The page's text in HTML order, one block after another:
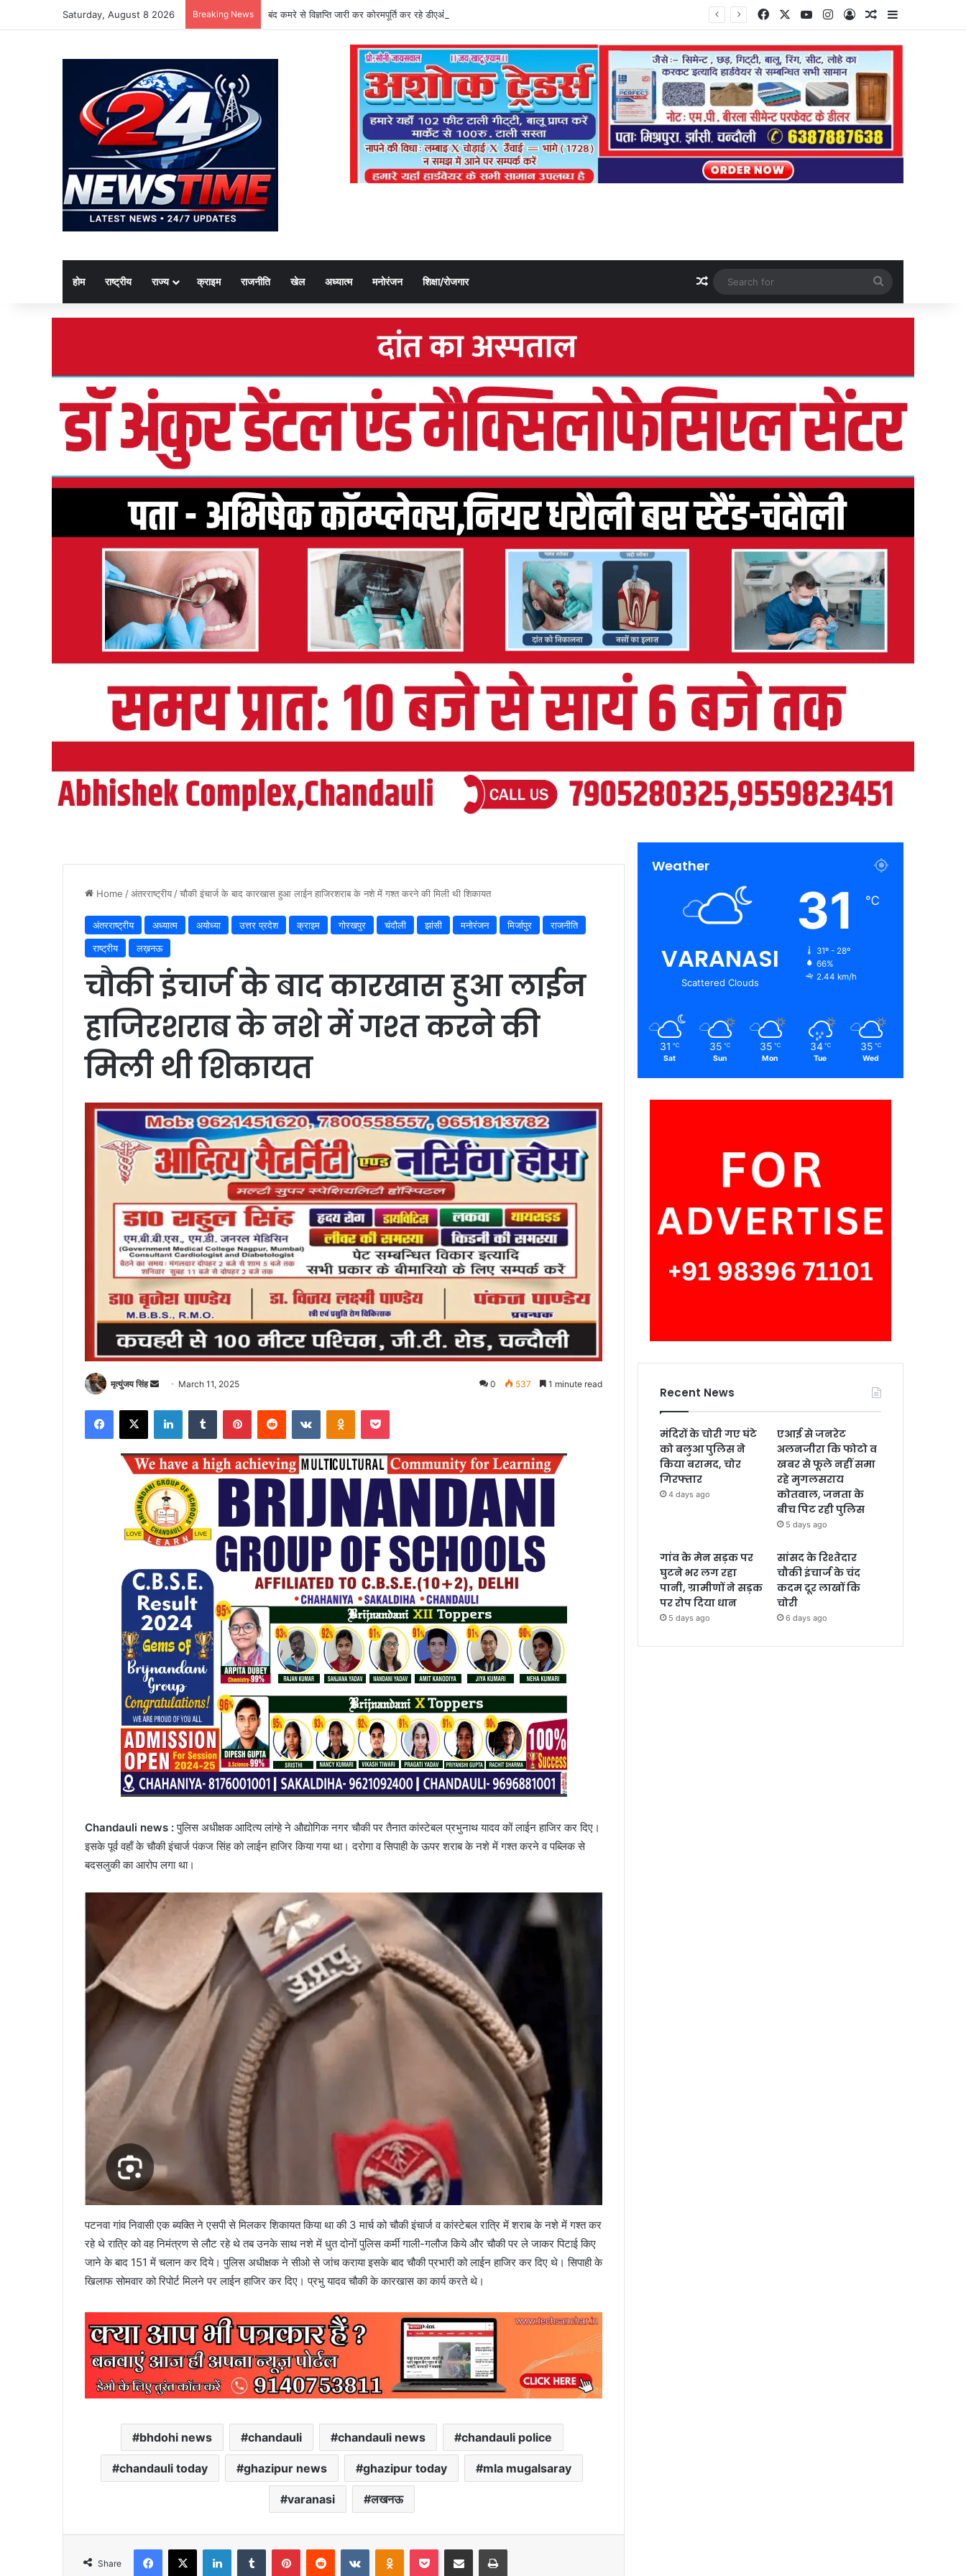
Saturday, August 8 2026 Breaking News बंद कमरे से विज्ञप्ति जारी कर कोरमपूर्ति कर रहे डीएओ, किसानों को लूट रहे निजी दुकानदार FacebookYouTubeInstagram
Log InRandom Article
Sidebar
होम राष्ट्रीय राज्य क्राइम राजनीति खेल अध्यात्म मनोरंजन शिक्षा/रोजगार Random Article
for
Home /अंतरराष्ट्रीय /चौकी इंचार्ज के बाद कारखास हुआ लाईन हाजिरशराब के नशे में गश्त करने की मिली थी शिकायत
अंतरराष्ट्रीय अध्यात्म अयोध्या उत्तर प्रदेश क्राइम गोरखपुर चंदौली झांसी मनोरंजन मिर्जापुर
राजनीति
राष्ट्रीय
लख़नऊ
चौकी इंचार्ज के बाद कारखास हुआ लाईन
हाजिरशराब के नशे में गश्त करने की
मिली थी शिकायत
मृत्युंजय सिंह
Send
email
March 11, 2025 0 537 1 minute read
Facebook
X LinkedInTumblr PinterestReddit VKontakteOdnoklassniki
Pocket
Chandauli news :पुलिस अधीक्षक आदित्य लांग्हे ने औद्योगिक नगर चौकी पर तैनात कांस्टेबल प्रभुनाथ यादव कों लाईन हाजिर कर दिए।
इसके पूर्व वहाँ के चौकी इंचार्ज पंकज सिंह को लाईन हाजिर किया गया था। दरोगा व सिपाही के ऊपर शराब के नशे में गश्त करने व पब्लिक से
बदसलुकी का आरोप लगा था।
पटनवा गांव निवासी एक ब्यक्ति ने एसपी से मिलकर शिकायत किया था की 3 मार्च को चौकी इंचार्ज व कांस्टेबल रात्रि में शराब के नशे में गश्त कर
रहे थे रात्रि को वह निमंत्रण से लौट रहे थे तब उनके साथ नशे में धुत दोनों पुलिस कर्मी गाली-गलौज किये और चौकी पर ले जाकर पिटाई किए
जाने के बाद 151 में चलान कर दिये। पुलिस अधीक्षक ने सीओ से जांच कराया इसके बाद चौकी प्रभारी को लाईन हाजिर कर दिए थे। सिपाही के
खिलाफ सोमवार को रिपोर्ट मिलने पर लाईन हाजिर कर दिए। प्रभु यादव चौकी के कारखास का कार्य करते थे।
bhdohi news chandauli chandauli news chandauli police
chandauli today ghazipur news ghazipur today mla mugalsaray
varanasi लखनऊ
Share
Facebook
X LinkedInTumblr PinterestReddit VKontakteOdnoklassniki
Pocket Share via Email Print
Weather
VARANASI
Scattered Clouds
31 ℃
31º - 28º
66%
2.44 km/h
31 ℃
Sat
35 ℃
Sun
35 ℃
Mon
34 ℃
Tue
35 ℃
Wed
Recent News
मंदिरों के चोरी गए घंटे
को बलुआ पुलिस ने
किया बरामद, चोर
गिरफ्तार
4 days ago
एआई से जनरेट
अलनजीरा कि फोटो व
खबर से फूले नहीं समा
रहे मुगलसराय
कोतवाल, जनता के
बीच पिट रही पुलिस
5 days ago
गांव के मेन सड़क पर
घुटने भर लग रहा
पानी, ग्रामीणों ने सड़क
पर रोप दिया धान
5 days ago
सांसद के रिश्तेदार
चौकी इंचार्ज के चंद
कदम दूर लाखों कि
चोरी
6 days ago